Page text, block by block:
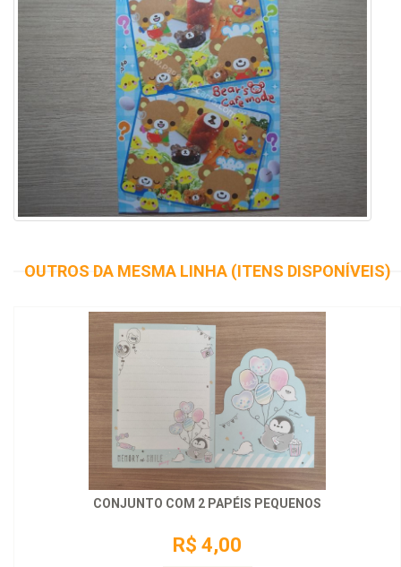
OUTROS DA MESMA LINHA (ITENS DISPONÍVEIS)
CONJUNTO COM 2 PAPÉIS PEQUENOS
R$ 4,00